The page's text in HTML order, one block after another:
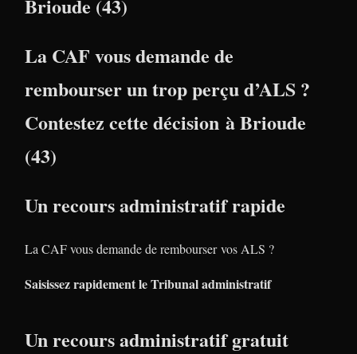
Brioude (43)
La CAF vous demande de
rembourser un trop perçu d’ALS ?
Contestez cette décision à Brioude
(43)
Un recours administratif rapide
La CAF vous demande de rembourser vos ALS ?
Saisissez rapidement le Tribunal administratif
Un recours administratif gratuit